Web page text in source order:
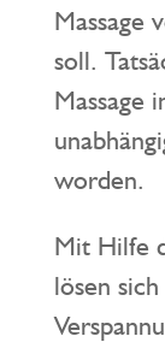
Massage
soll.
Massage
worden.
Mit Hilfe
lösen